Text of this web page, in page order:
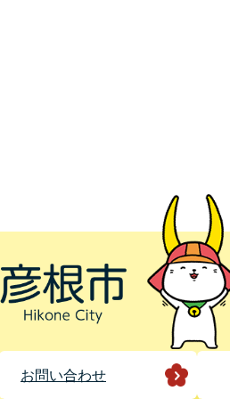
お問い合わせ